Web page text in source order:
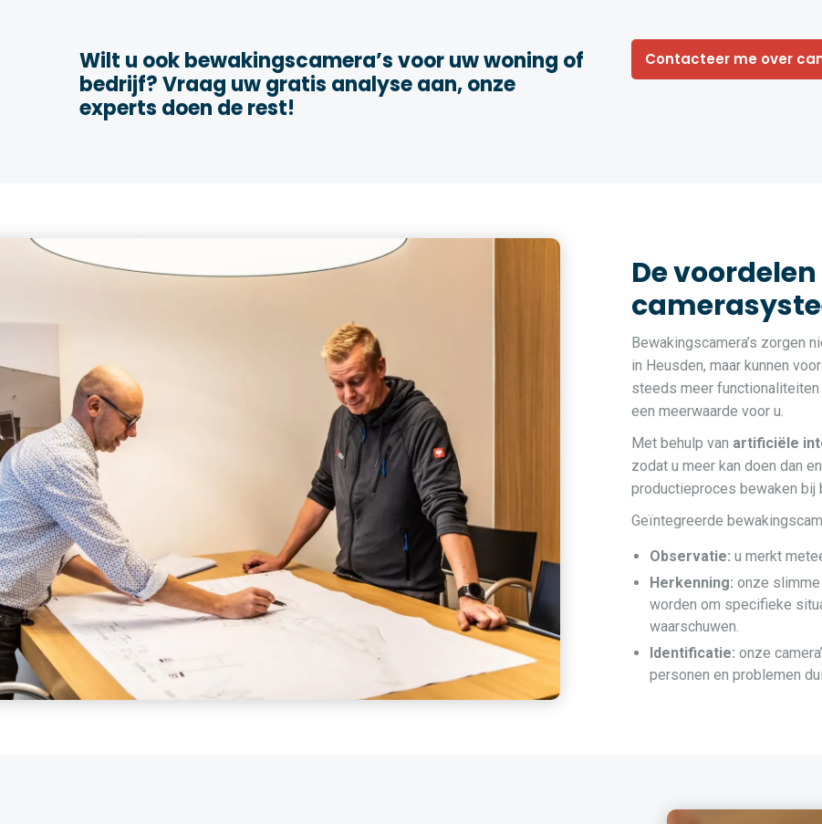
Wilt u ook bewakingscamera’s voor uw woning of
bedrijf? Vraag uw gratis analyse aan, onze
experts doen de rest!
Contacteer me over
De
Bewakingscamera’s zorgen
in Heusden, maar kunnen
steeds meer functionaliteiten
een meerwaarde voor u.
Met behulp van artificiële
zodat u meer kan doen dan
productieproces bewaken bij
Geïntegreerde
Observatie: u merkt
Herkenning: onze slimme
worden om specifieke
waarschuwen.
Identificatie: onze
personen en problemen